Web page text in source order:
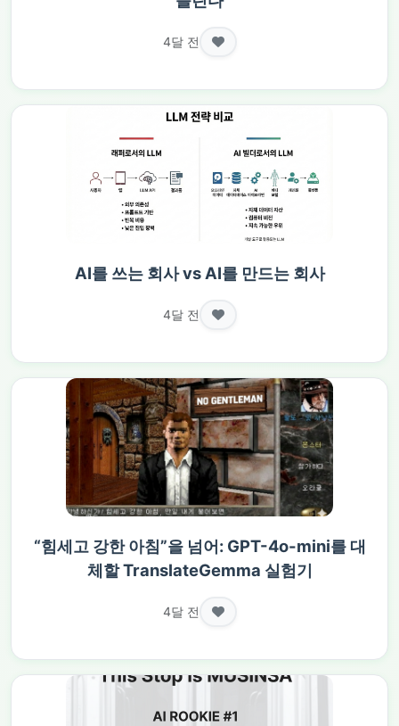
4달 전
AI를 쓰는 회사 vs AI를 만드는 회사
4달 전
“힘세고 강한 아침”을 넘어: GPT-4o-mini를 대
체할 TranslateGemma 실험기
4달 전